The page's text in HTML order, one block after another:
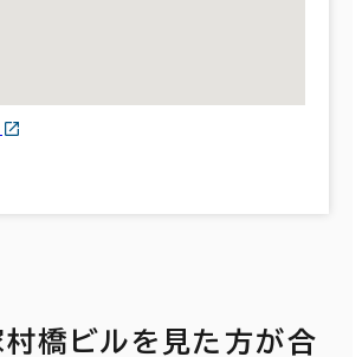
村橋ビルを見た方が合